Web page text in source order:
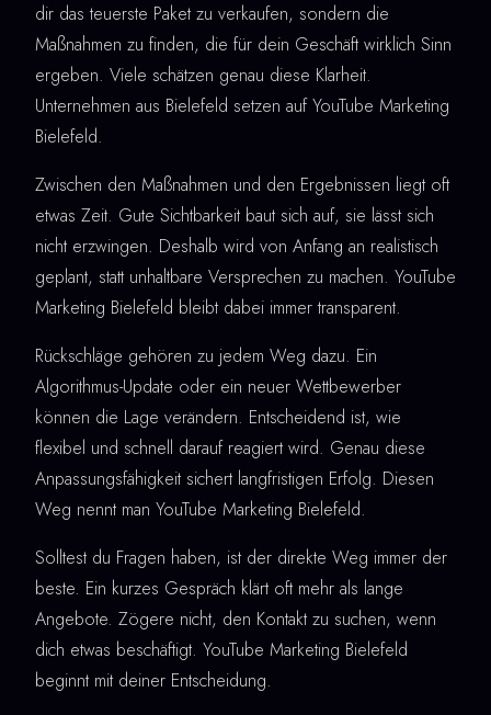
dir das teuerste Paket zu verkaufen, sondern die
Maßnahmen zu finden, die für dein Geschäft wirklich Sinn
ergeben. Viele schätzen genau diese Klarheit.
Unternehmen aus Bielefeld setzen auf YouTube Marketing
Bielefeld.
Zwischen den Maßnahmen und den Ergebnissen liegt oft
etwas Zeit. Gute Sichtbarkeit baut sich auf, sie lässt sich
nicht erzwingen. Deshalb wird von Anfang an realistisch
geplant, statt unhaltbare Versprechen zu machen. YouTube
Marketing Bielefeld bleibt dabei immer transparent.
Rückschläge gehören zu jedem Weg dazu. Ein
Algorithmus-Update oder ein neuer Wettbewerber
können die Lage verändern. Entscheidend ist, wie
flexibel und schnell darauf reagiert wird. Genau diese
Anpassungsfähigkeit sichert langfristigen Erfolg. Diesen
Weg nennt man YouTube Marketing Bielefeld.
Solltest du Fragen haben, ist der direkte Weg immer der
beste. Ein kurzes Gespräch klärt oft mehr als lange
Angebote. Zögere nicht, den Kontakt zu suchen, wenn
dich etwas beschäftigt. YouTube Marketing Bielefeld
beginnt mit deiner Entscheidung.